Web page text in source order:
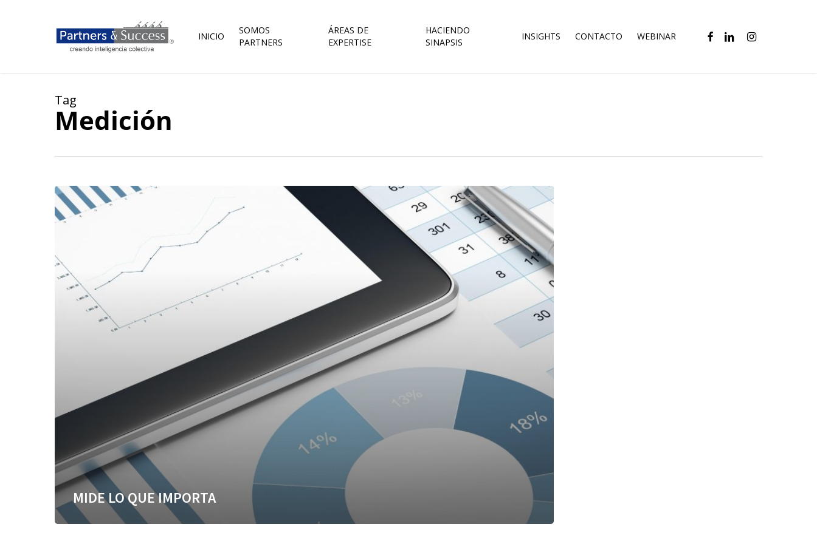
INICIO
SOMOS
PARTNERS
ÁREAS DE
EXPERTISE
HACIENDO
SINAPSIS
INSIGHTS CONTACTO WEBINAR FACEBOOKLINKEDININSTAGRAM
Tag
Medición
Mide
lo
que
importa
MIDE LO QUE IMPORTA